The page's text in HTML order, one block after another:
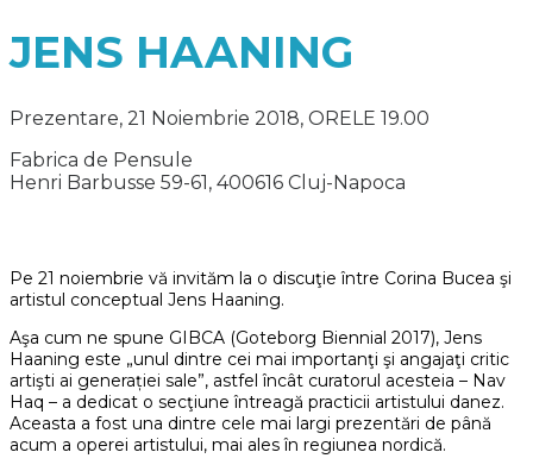
JENS HAANING
Prezentare, 21 Noiembrie 2018, ORELE 19.00
Fabrica de Pensule
Henri Barbusse 59-61, 400616 Cluj-Napoca
Pe 21 noiembrie vă invităm la o discuţie între Corina Bucea şi
artistul conceptual Jens Haaning.
Aşa cum ne spune GIBCA (Goteborg Biennial 2017), Jens
Haaning este „unul dintre cei mai importanţi şi angajaţi critic
artişti ai generației sale”, astfel încât curatorul acesteia – Nav
Haq – a dedicat o secţiune întreagă practicii artistului danez.
Aceasta a fost una dintre cele mai largi prezentări de până
acum a operei artistului, mai ales în regiunea nordică.